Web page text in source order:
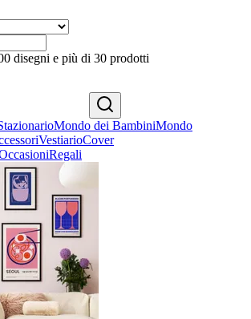
disegni e più di 30 prodotti
Mondo dei BambiniMondo
VestiarioCover
Regali